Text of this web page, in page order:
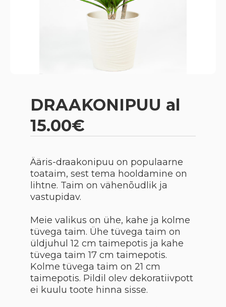
DRAAKONIPUU al
15.00€
Ääris-draakonipuu on populaarne
toataim, sest tema hooldamine on
lihtne. Taim on vähenõudlik ja
vastupidav.
Meie valikus on ühe, kahe ja kolme
tüvega taim. Ühe tüvega taim on
üldjuhul 12 cm taimepotis ja kahe
tüvega taim 17 cm taimepotis.
Kolme tüvega taim on 21 cm
taimepotis. Pildil olev dekoratiivpott
ei kuulu toote hinna sisse.